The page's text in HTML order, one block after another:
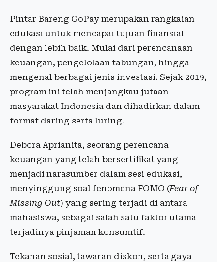
Pintar Bareng GoPay merupakan rangkaian
edukasi untuk mencapai tujuan finansial
dengan lebih baik. Mulai dari perencanaan
keuangan, pengelolaan tabungan, hingga
mengenal berbagai jenis investasi. Sejak 2019,
program ini telah menjangkau jutaan
masyarakat Indonesia dan dihadirkan dalam
format daring serta luring.
Debora Aprianita, seorang perencana
keuangan yang telah bersertifikat yang
menjadi narasumber dalam sesi edukasi,
menyinggung soal fenomena FOMO (Fear of
Missing Out) yang sering terjadi di antara
mahasiswa, sebagai salah satu faktor utama
terjadinya pinjaman konsumtif.
Tekanan sosial, tawaran diskon, serta gaya